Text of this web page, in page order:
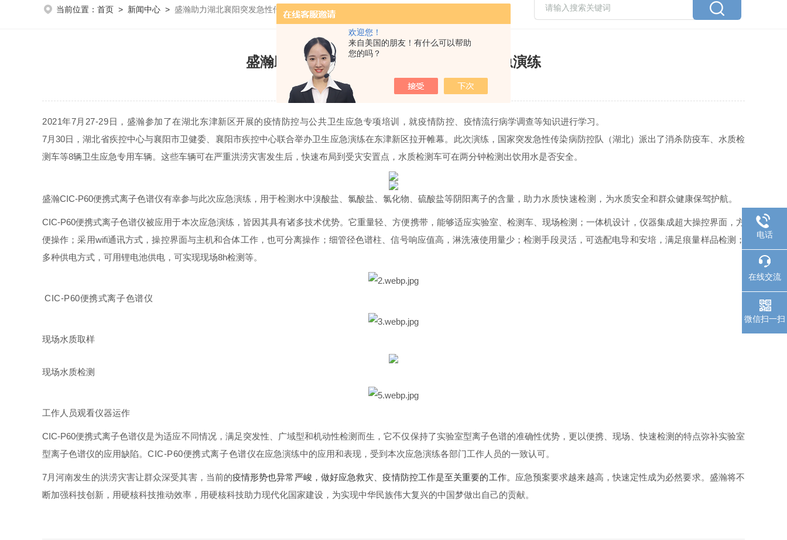
欢迎您！
来自美国的朋友！有什么可以帮助
您的吗？
当前位置： 首页 > 新闻中心 > 盛瀚助力湖北襄阳突发急性传染病防控应急演练
盛瀚助力湖北襄阳突发急性传染病防控应急演练
更新时间：2021-08-03| 点击次数：3048
2021年7月27-29日，盛瀚参加了在湖北东津新区开展的疫情防控与公共卫生应急专项培训，就疫情防控、 疫情流行病学调查等知识进行学习 。
7月30日，湖北省疾控中心与襄阳市卫健委、襄阳市疾控中心联合举办卫生应急演练在东津新区拉开帷幕。此次演练，国家突发急性传染病防控队（湖北）派出了消杀防疫车、水质检
测车等8辆卫生应急专用车辆。这些车辆可在严重洪涝灾害发生后，快速布局到受灾安置点，水质检测车可在两分钟检测出饮用水是否安全。
盛瀚CIC-P60便携式离子色谱仪有幸参与此次应急演练，用于检测水中溴酸盐、氯酸盐、氯化物、硫酸盐等阴阳离子的含量， 助力水质快速检测， 为水质安全和群众健康保驾护航。
CIC-P60便携式离子色谱仪被应用于本次应急演练，皆因其具有诸多技术优势。它重量轻、方便携带，能够适应实验室、检测车、现场检测；一体机设计，仪器集成超大操控界面，方
便操作；采用wifi通讯方式，操控界面与主机和合体工作，也可分离操作；细管径色谱柱、信号响应值高，淋洗液使用量少；检测手段灵活，可选配电导和安培，满足痕量样品检测；
多种供电方式，可用锂电池供电，可实现现场8h检测等。
CIC-P60便携式离子色谱仪
现场水质取样
现场水质检测
工作人员观看仪器运作
CIC-P60便携式离子色谱仪是为适应不同情况，满足突发性、广域型和机动性检测而生，它不仅保持了实验室型离子色谱的准确性优势，更以便携、现场、快速检测的特点弥补实验室
型离子色谱仪的应用缺陷。 CIC-P60便携式离子色谱仪在应急演练中的应用和表现，受到本次应急演练各部门工作人员的一致认可。
7月河南发生的洪涝灾害让群众深受其害，当前的疫情形势也异常严峻，做好应急救灾、疫情防控工作是至关重要的工作。 应急预案要求越来越高，快速定性成为必然要求。盛瀚将不
断加强科技创新，用硬核科技推动效率， 用硬核科技助力现代化国家建设，为实现中华民族伟大复兴的中国梦做出自己的贡献。
电话
在线交流
微信扫一扫